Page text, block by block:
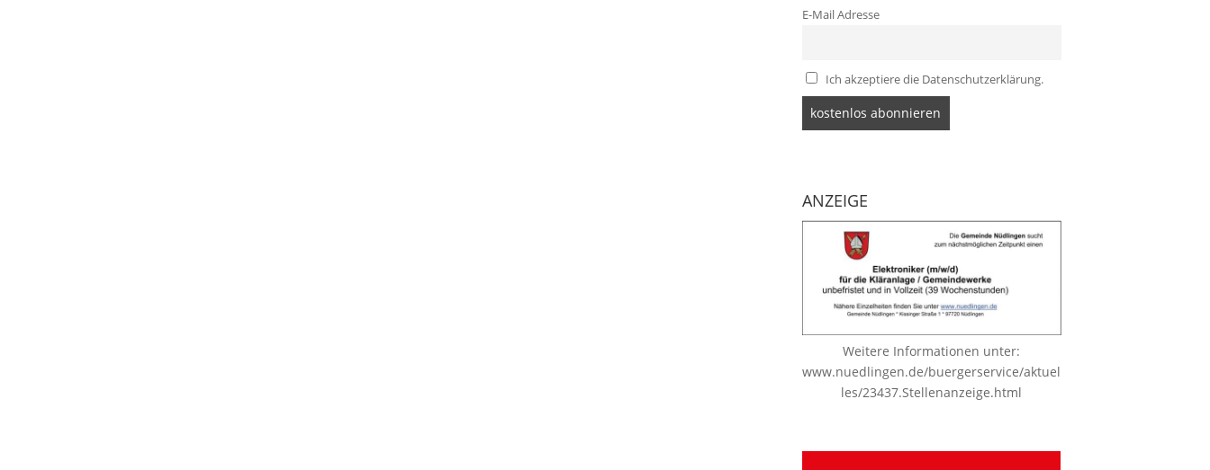
E-Mail Adresse
Ich akzeptiere die Datenschutzerklärung.
ANZEIGE
Weitere Informationen unter:
www.nuedlingen.de/buergerservice/aktuel
les/23437.Stellenanzeige.html